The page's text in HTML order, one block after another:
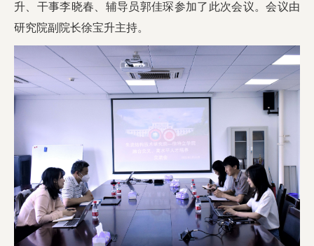
学校主页 English
升、干事李晓春、辅导员郭佳琛参加了此次会议。会议由
研究院副院长徐宝升主持。